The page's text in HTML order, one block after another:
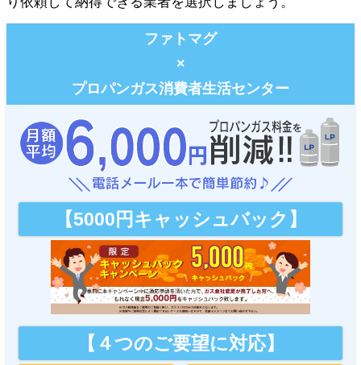
ファトマグ
×
プロパンガス消費者生活センター
【5000円キャッシュバック】
【４つのご要望に対応】